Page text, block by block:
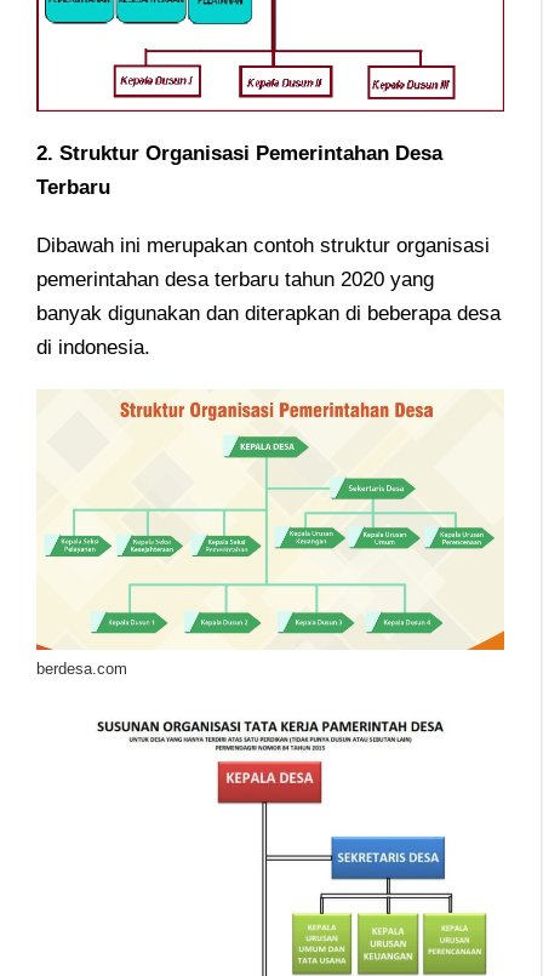
2. Struktur Organisasi Pemerintahan Desa
Terbaru
Dibawah ini merupakan contoh struktur organisasi
pemerintahan desa terbaru tahun 2020 yang
banyak digunakan dan diterapkan di beberapa desa
di indonesia.
berdesa.com